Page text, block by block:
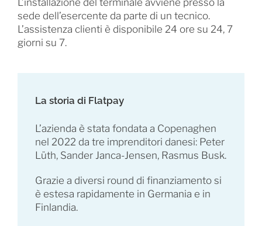
sede dell’esercente da parte di un tecnico.
L’assistenza clienti è disponibile 24 ore su 24, 7
giorni su 7.
La storia di Flatpay
L’azienda è stata fondata a Copenaghen
nel 2022 da tre imprenditori danesi: Peter
Lüth, Sander Janca-Jensen, Rasmus Busk.
Grazie a diversi round di finanziamento si
è estesa rapidamente in Germania e in
Finlandia.